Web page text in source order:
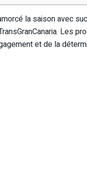
la saison avec
Les
et de la